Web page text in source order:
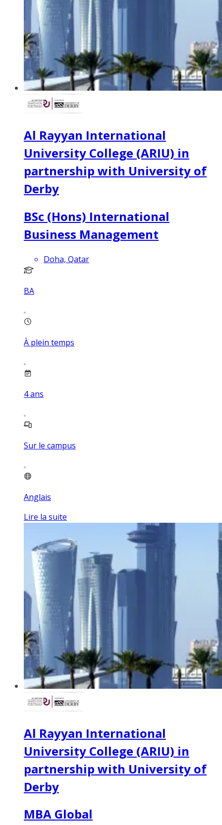
Al Rayyan International
University College (ARIU) in
partnership with University of
Derby
BSc (Hons) International
Business Management
Doha, Qatar
BA
À plein temps
4ans
Sur le campus
Anglais
Lire la suite
Al Rayyan International
University College (ARIU) in
partnership with University of
Derby
MBA Global